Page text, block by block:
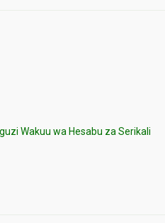
Wakuu wa Hesabu za Serikali